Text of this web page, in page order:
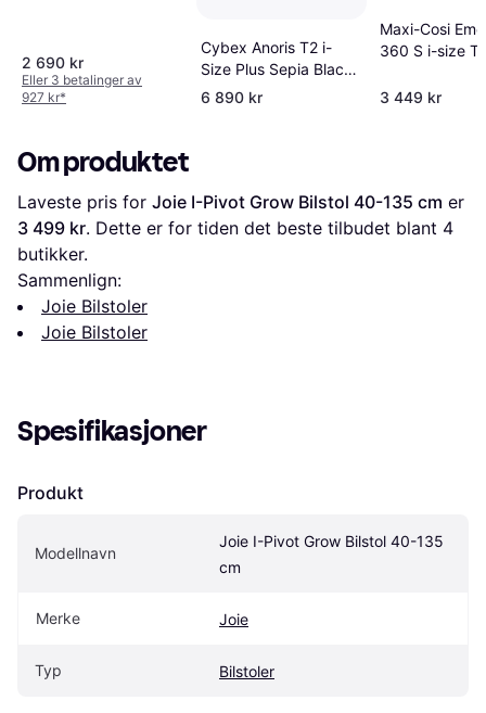
2 690 kr
Eller 3 betalinger av
927 kr*
Cybex Anoris T2 i-
Size Plus Sepia Black
inkludert base
6 890 kr
Maxi-Cosi
360 S i-size
3 449 kr
Om produktet
Laveste pris for Joie I-Pivot Grow Bilstol 40-135 cm
3 499 kr. Dette er for tiden det beste tilbudet blant 4
butikker.
Sammenlign:
Joie Bilstoler
Joie Bilstoler
Spesifikasjoner
Produkt
Modellnavn
Joie I-Pivot Grow Bilstol 40-135
cm
Merke Joie
Typ Bilstoler